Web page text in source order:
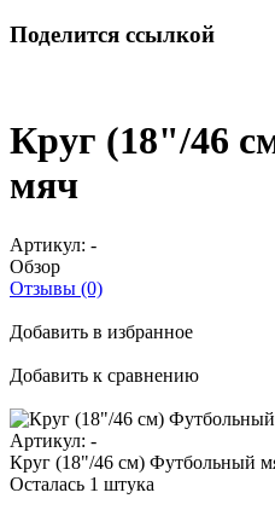
Поделится ссылкой
Круг (18"/46
мяч
Артикул: -
Обзор
Отзывы (0)
Добавить в избранное
Добавить к сравнению
Артикул: -
Круг (18"/46 см) Футбольный
Осталась 1 штука